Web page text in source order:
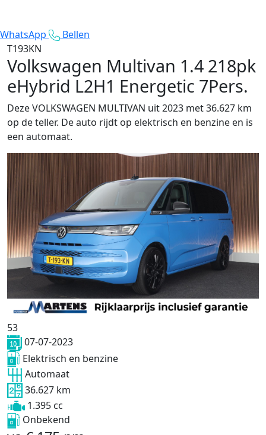
WhatsApp
Bellen
T193KN
Volkswagen Multivan 1.4 218pk
eHybrid L2H1 Energetic 7Pers.
Deze VOLKSWAGEN MULTIVAN uit 2023 met 36.627 km
op de teller. De auto rijdt op elektrisch en benzine en is
een automaat.
53
07-07-2023
Elektrisch en benzine
Automaat
36.627 km
1.395 cc
Onbekend